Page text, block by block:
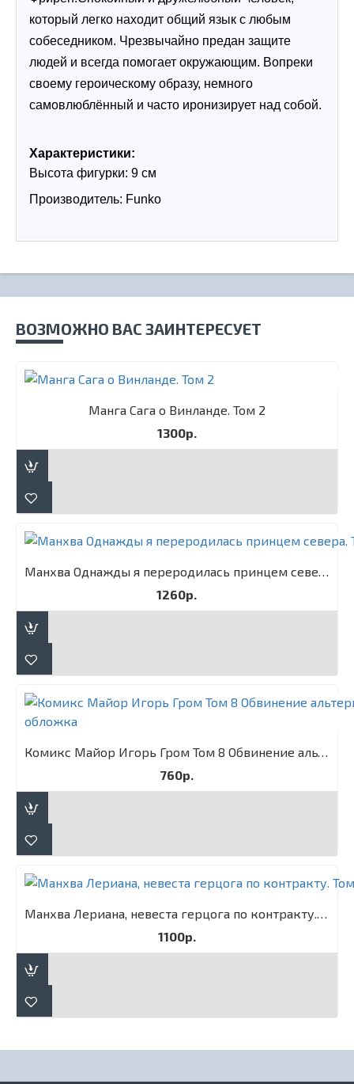
который легко находит общий язык с любым
собеседником. Чрезвычайно предан защите
людей и всегда помогает окружающим. Вопреки
своему героическому образу, немного
самовлюблённый и часто иронизирует над собой.
Характеристики:
Высота фигурки: 9 см
Производитель: Funko
ВОЗМОЖНО ВАС ЗАИНТЕРЕСУЕТ
Манга Сага о Винланде. Том 2
1300р.
Манхва Однажды я переродилась принцем севера. Том 1
1260р.
Комикс Майор Игорь Гром Том 8 Обвинение альтернативная обложка
760р.
Манхва Лериана, невеста герцога по контракту. Том 3
1100р.